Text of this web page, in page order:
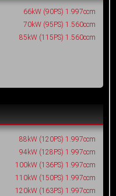
66kW (90PS) 1.997ccm
70kW (95PS) 1.560ccm
85kW (115PS) 1.560ccm
88kW (120PS) 1.997ccm
94kW (128PS) 1.997ccm
100kW (136PS) 1.997ccm
110kW (150PS) 1.997ccm
120kW (163PS) 1.997ccm